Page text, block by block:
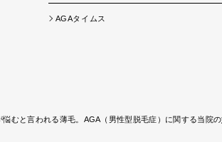
AGAタイムス
むと言われる薄毛。AGA（男性型脱毛症）に関する当院の